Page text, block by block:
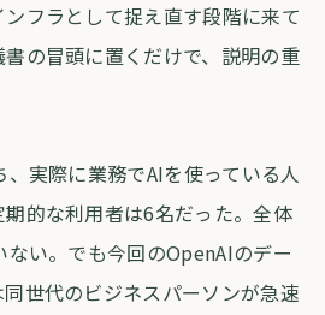
フラとして捉え直す段階に来て
の冒頭に置くだけで、説明の重
実際に業務でAIを使っている人
的な利用者は6名だった。全体
い。でも今回のOpenAIのデー
世代のビジネスパーソンが急速